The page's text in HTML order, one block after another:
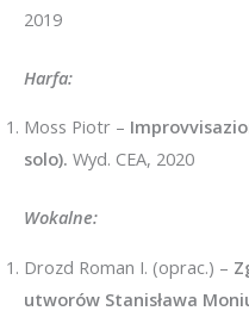
2019
Harfa:
Moss Piotr –
solo). Wyd. CEA, 2020
Wokalne:
Drozd Roman I. (oprac.) –
utworów Stanisława